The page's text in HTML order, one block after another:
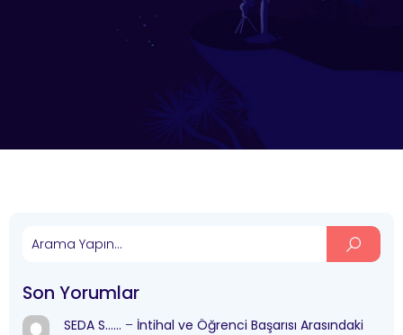
Son Yorumlar
SEDA S…… – İntihal ve Öğrenci Başarısı Arasındaki